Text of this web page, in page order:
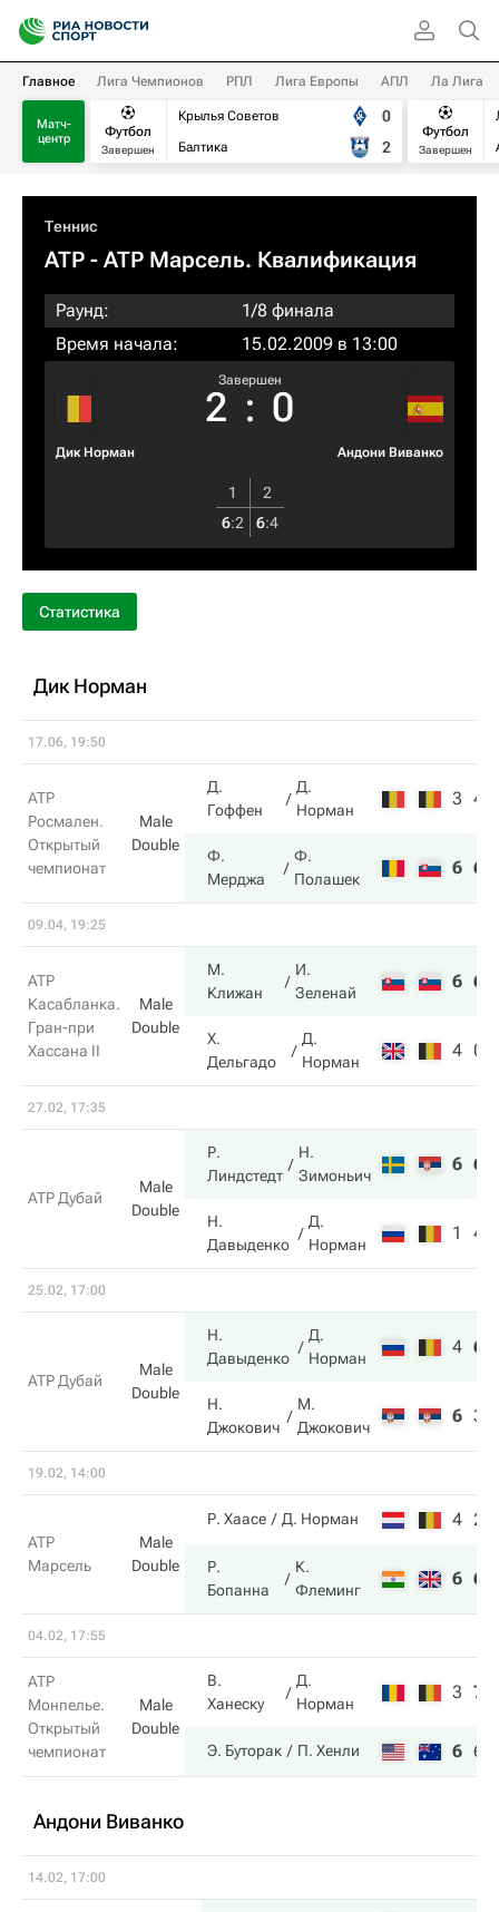
Главное Лига Чемпионов РПЛ Лига Европы АПЛ Ла Лига
Матч-
центр
Футбол
Завершен
Крылья Советов
Балтика
0
2
Футбол
Завершен
Теннис
ATP - ATP Марсель. Квалификация
Раунд:
1/8 финала
Время начала:
15.02.2009 в 13:00
Дик Норман
Завершен
2 : 0
Андони Виванко
1
2
6:2 6:4
Статистика
Дик Норман
17.06, 19:50
ATP
Росмален.
Открытый
чемпионат
Male
Double
Д.
Гоффен
Д.
Норман
3 4
Ф.
Мерджа
Ф.
Полашек
6 6
09.04, 19:25
ATP
Касабланка.
Гран-при
Хассана II
Male
Double
М.
Клижан
И.
Зеленай
6 6
Х.
Дельгадо
Д.
Норман
4 0
27.02, 17:35
ATP Дубай
Male
Double
Р.
Линдстедт
Н.
Зимоньич
6 6
Н.
Давыденко
Д.
Норман
1 4
25.02, 17:00
ATP Дубай
Male
Double
Н.
Давыденко
Д.
Норман
4 6
Н.
Джокович
М.
Джокович
6 3
19.02, 14:00
ATP
Марсель
Male
Double
Р. Хаасе Д. Норман 4 2
Р.
Бопанна
К.
Флеминг
6 6
04.02, 17:55
ATP
Монпелье.
Открытый
чемпионат
Male
Double
В.
Ханеску
Д.
Норман
3 7
Э. Буторак П. Хенли 6 6
Андони Виванко
14.02, 17:00